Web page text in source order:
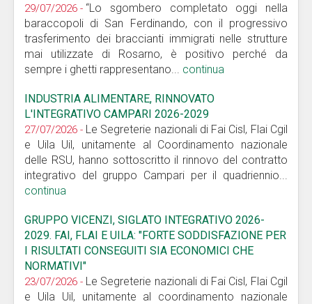
29/07/2026 - “Lo sgombero completato oggi nella
baraccopoli di San Ferdinando, con il progressivo
trasferimento dei braccianti immigrati nelle strutture
mai utilizzate di Rosarno, è positivo perché da
sempre i ghetti rappresentano... continua
INDUSTRIA ALIMENTARE, RINNOVATO
L'INTEGRATIVO CAMPARI 2026-2029
27/07/2026 - Le Segreterie nazionali di Fai Cisl, Flai Cgil
e Uila Uil, unitamente al Coordinamento nazionale
delle RSU, hanno sottoscritto il rinnovo del contratto
integrativo del gruppo Campari per il quadriennio...
continua
GRUPPO VICENZI, SIGLATO INTEGRATIVO 2026-
2029. FAI, FLAI E UILA: "FORTE SODDISFAZIONE PER
I RISULTATI CONSEGUITI SIA ECONOMICI CHE
NORMATIVI"
23/07/2026 - Le Segreterie nazionali di Fai Cisl, Flai Cgil
e Uila Uil, unitamente al coordinamento nazionale